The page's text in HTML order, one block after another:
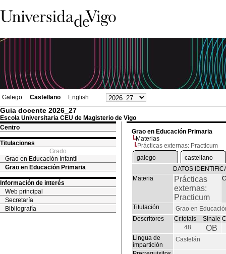
Galego Castellano English
Guia docente 2026_27
Escola Universitaria CEU de Magisterio de Vigo
Centro
Titulaciones
Grado
Grao en Educación Infantil
Grao en Educación Primaria
Información de interés
Web principal
Secretaría
Bibliografía
Grao en Educación Primaria
Materias
Prácticas externas: Practicum
galego
castellano
DATOS
Materia
Prácticas
externas:
Practicum
Titulación
Grao en
Descritores
Cr.totais Sinale
48
OB
Lingua de
impartición
Castelán